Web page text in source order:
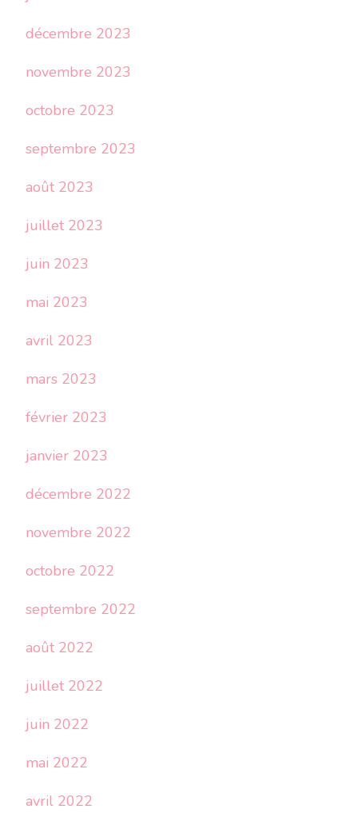
décembre 2023
novembre 2023
octobre 2023
septembre 2023
août 2023
juillet 2023
juin 2023
mai 2023
avril 2023
mars 2023
février 2023
janvier 2023
décembre 2022
novembre 2022
octobre 2022
septembre 2022
août 2022
juillet 2022
juin 2022
mai 2022
avril 2022